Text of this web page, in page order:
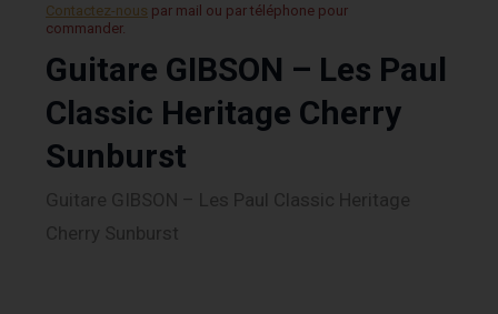
Contactez-nous par mail ou par téléphone pour
commander.
Guitare GIBSON – Les Paul
Classic Heritage Cherry
Sunburst
Guitare GIBSON – Les Paul Classic Heritage
Cherry Sunburst